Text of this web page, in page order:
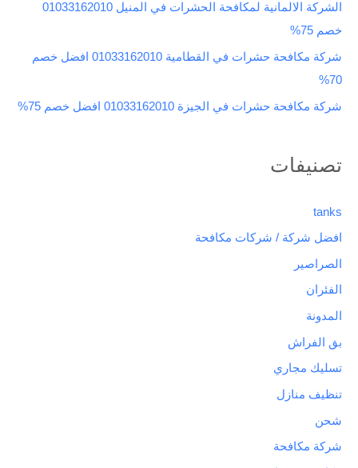
:
الشركة الالمانية لمكافحة الحشرات في المنيل 01033162010
خصم 75%
شركة مكافحة حشرات في القطامية 01033162010 افضل خصم
70%
شركة مكافحة حشرات في الجيزة 01033162010 افضل خصم 75%
تصنيفات
tanks
افضل شركة / شركات مكافحة
الصراصير
الفئران
المدونة
بق الفراش
تسليك مجاري
تنظيف منازل
شحن
شركة مكافحة